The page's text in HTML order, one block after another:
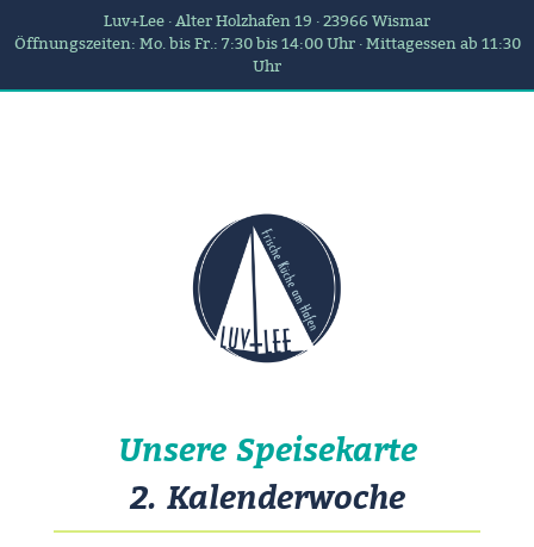
Luv+Lee · Alter Holzhafen 19 · 23966 Wismar
Öffnungszeiten: Mo. bis Fr.: 7:30 bis 14:00 Uhr · Mittagessen ab 11:30
Uhr
Unsere Speisekarte
2. Kalenderwoche